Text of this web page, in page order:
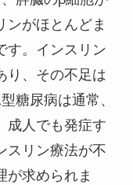
ンがほとんどま
す。インスリン
り、その不足は
糖尿病は通常、
成人でも発症す
スリン療法が不
が求められま